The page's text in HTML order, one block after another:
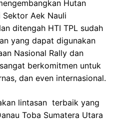
Hutan
Sektor Aek Nauli
ditengah HTI TPL sudah
yang dapat digunakan
Nasional Rally dan
berkomitmen untuk
dan even internasional.
lintasan terbaik yang
Toba Sumatera Utara